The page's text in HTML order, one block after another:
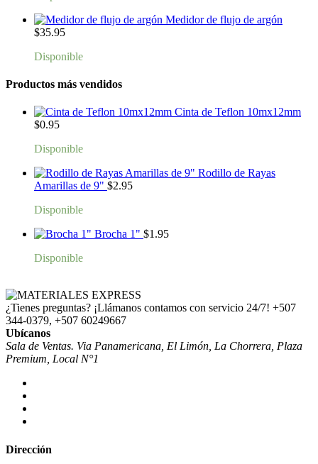
Medidor de flujo de argón
$35.95
Disponible
Productos más vendidos
Cinta de Teflon 10mx12mm
$0.95
Disponible
Rodillo de Rayas
Amarillas de 9" $2.95
Disponible
Brocha 1" $1.95
Disponible
¿Tienes preguntas? ¡Llámanos contamos con servicio 24/7! +507
344-0379, +507 60249667
Ubícanos
Sala de Ventas. Via Panamericana, El Limón, La Chorrera, Plaza
Premium, Local N°1
Dirección